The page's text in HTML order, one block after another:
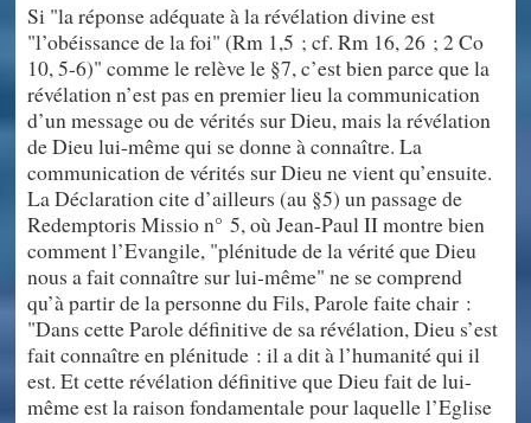
Si "la réponse adéquate à la révélation divine est
"l’obéissance de la foi" (Rm 1,5 ; cf. Rm 16, 26 ; 2 Co
10, 5-6)" comme le relève le §7, c’est bien parce que la
révélation n’est pas en premier lieu la communication
d’un message ou de vérités sur Dieu, mais la révélation
de Dieu lui-même qui se donne à connaître. La
communication de vérités sur Dieu ne vient qu’ensuite.
La Déclaration cite d’ailleurs (au §5) un passage de
Redemptoris Missio n° 5, où Jean-Paul II montre bien
comment l’Evangile, "plénitude de la vérité que Dieu
nous a fait connaître sur lui-même" ne se comprend
qu’à partir de la personne du Fils, Parole faite chair :
"Dans cette Parole définitive de sa révélation, Dieu s’est
fait connaître en plénitude : il a dit à l’humanité qui il
est. Et cette révélation définitive que Dieu fait de lui-
même est la raison fondamentale pour laquelle l’Eglise